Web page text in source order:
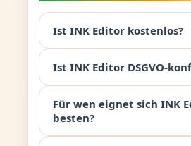
Ist INK Editor kostenlos?
Ist INK Editor DSGVO-
Für wen eignet sich INK
besten?